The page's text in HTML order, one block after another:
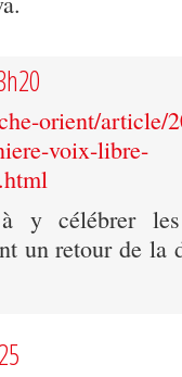
orient/article/
voix-libre-
y célébrer
un retour de la